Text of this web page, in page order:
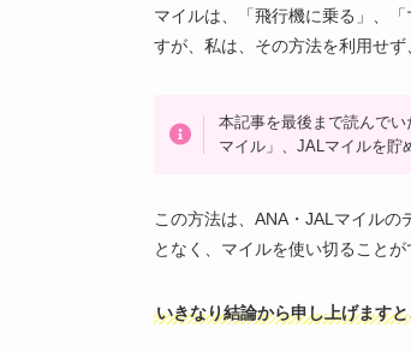
マイルは、「飛行機に乗る」、
すが、私は、その方法を利用せ
本記事を最後まで読んで
マイル」、JALマイルを貯
この方法は、ANA・JALマイル
となく、マイルを使い切ることが
いきなり結論から申し上げます